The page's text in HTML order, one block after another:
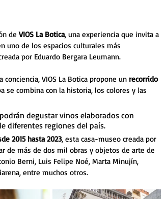
de VIOS La Botica, una experiencia que invita a
uno de los espacios culturales más
por Eduardo Bergara Leumann.
VIOS La Botica propone un recorrido
se combina con la historia, los colores y las
degustar vinos elaborados con
diferentes regiones del país.
2015 hasta 2023, esta casa-museo creada por
de más de dos mil obras y objetos de arte de
Berni, Luis Felipe Noé, Marta Minujín,
entre muchos otros.